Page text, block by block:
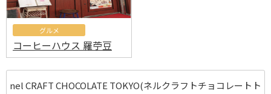
グルメ
コーヒーハウス 羅苧豆
nel CRAFT CHOCOLATE TOKYO(ネルクラフトチョコレートト